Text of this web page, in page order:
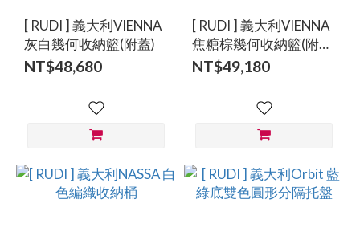
~
[ RUDI ] 義大利VIENNA
灰白幾何收納籃(附蓋)
NT$48,680
[ RUDI ] 義大利VIENNA
焦糖棕幾何收納籃(附蓋
＋內袋)
NT$49,180